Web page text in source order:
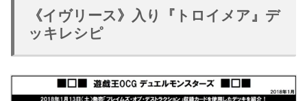
《イヴリース》入り『トロイメア』デ
ッキレシピ